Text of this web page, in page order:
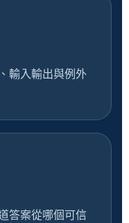
輸入輸出與例外
答案從哪個可信